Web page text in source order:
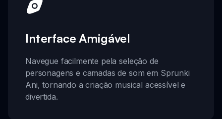
Interface Amigável
Navegue facilmente pela seleção de
personagens e camadas de som em Sprunki
Ani, tornando a criação musical acessível e
divertida.